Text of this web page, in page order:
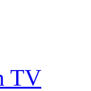
TV